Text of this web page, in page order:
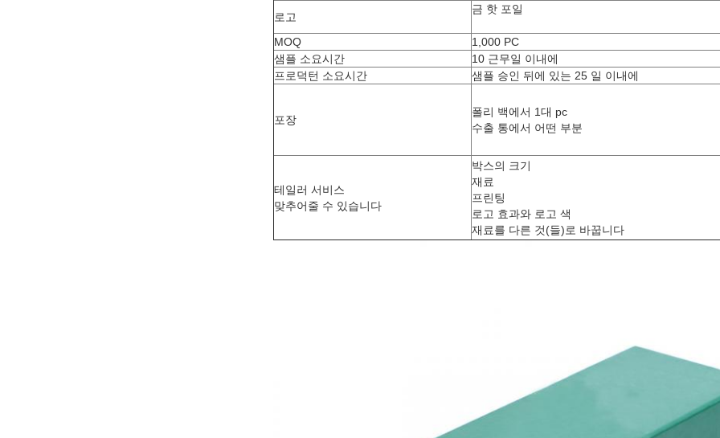
로고
금 핫 포일
MOQ
1,000 PC
샘플 소요시간
10 근무일 이내에
프로덕턴 소요시간
샘플 승인 뒤에 있는 25 일 이내에
포장
폴리 백에서 1대 pc
수출 통에서 어떤 부분
테일러 서비스
맞추어줄 수 있습니다
박스의 크기
재료
프린팅
로고 효과와 로고 색
재료를 다른 것(들)로 바꿉니다